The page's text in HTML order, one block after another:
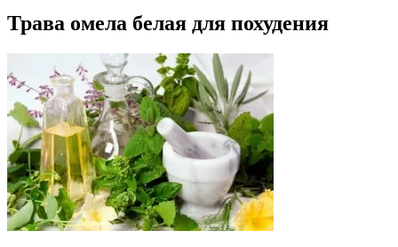
Трава омела белая для похудения